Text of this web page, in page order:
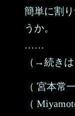
簡単に割
うか。
……
（→続きは
（ 宮本常
（